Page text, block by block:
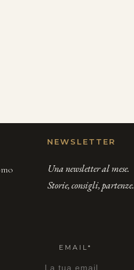
NEWSLETTER
Una newsletter al mese.
Storie, consigli, partenze.
EMAIL*